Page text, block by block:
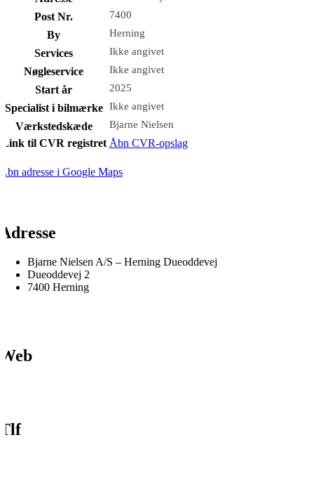
Post Nr. 7400
By Herning
Services Ikke angivet
Nøgleservice Ikke angivet
Start år 2025
Specialist i bilmærke Ikke angivet
Værkstedskæde Bjarne Nielsen
Link til CVR registret Åbn CVR-opslag
adresse i Google Maps
Bjarne Nielsen A/S – Herning Dueoddevej
Dueoddevej 2
7400 Herning